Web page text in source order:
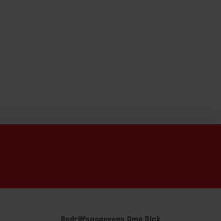
Bedrijfsgegevens Ome Dick